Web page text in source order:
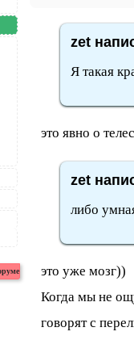
zet
Я такая
это явно о
zet
либо
это уже мозг))
Когда мы не
говорят с